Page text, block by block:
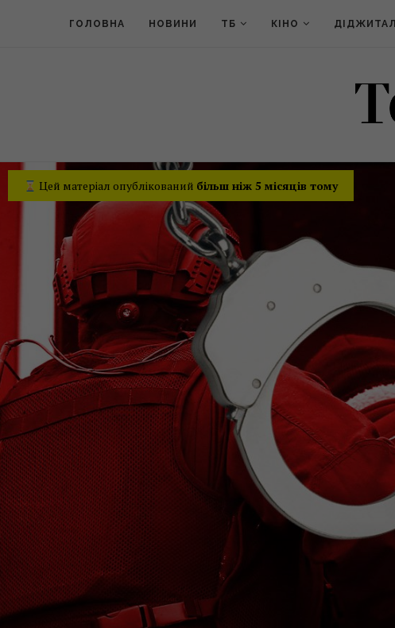
ГОЛОВНА НОВИНИ ТБ КІНО ДІДЖИТАЛ
Цей матеріал опублікований більш ніж 5 місяців тому